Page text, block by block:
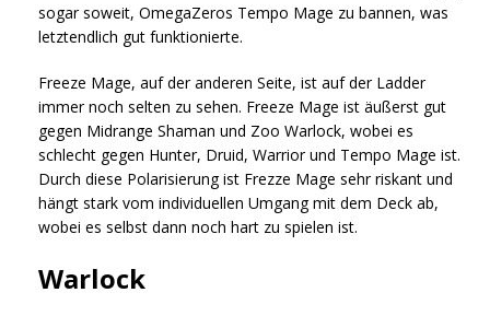
sogar soweit, OmegaZeros Tempo Mage zu bannen, was
letztendlich gut funktionierte.
Freeze Mage, auf der anderen Seite, ist auf der Ladder
immer noch selten zu sehen. Freeze Mage ist äußerst gut
gegen Midrange Shaman und Zoo Warlock, wobei es
schlecht gegen Hunter, Druid, Warrior und Tempo Mage ist.
Durch diese Polarisierung ist Frezze Mage sehr riskant und
hängt stark vom individuellen Umgang mit dem Deck ab,
wobei es selbst dann noch hart zu spielen ist.
Warlock